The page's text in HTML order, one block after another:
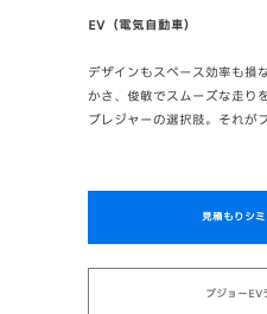
EV（電気自動車）
デザインもスペース効率も損
かさ、俊敏でスムーズな走り
プレジャーの選択肢。それが
見積もりシ
プジョーEV